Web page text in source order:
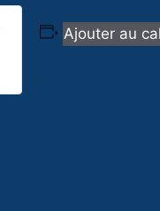
Ajouter au